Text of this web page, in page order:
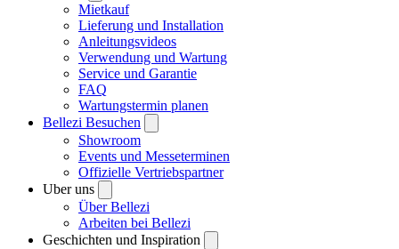
Mietkauf
Lieferung und Installation
Anleitungsvideos
Verwendung und Wartung
Service und Garantie
FAQ
Wartungstermin planen
Bellezi Besuchen
Showroom
Events und Messeterminen
Offizielle Vertriebspartner
Uber uns
Über Bellezi
Arbeiten bei Bellezi
Geschichten und Inspiration